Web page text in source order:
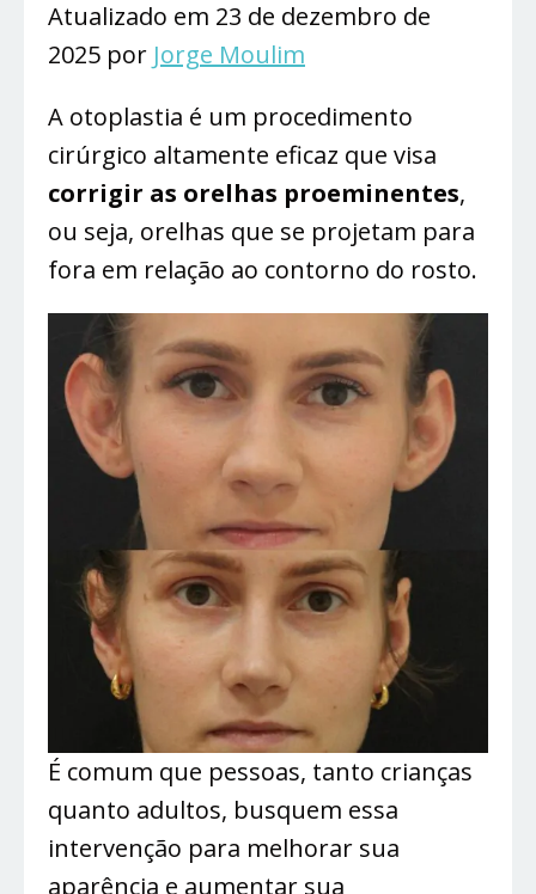
Atualizado em 23 de dezembro de
2025 por Jorge Moulim
A otoplastia é um procedimento
cirúrgico altamente eficaz que visa
corrigir as orelhas proeminentes,
ou seja, orelhas que se projetam para
fora em relação ao contorno do rosto.
É comum que pessoas, tanto crianças
quanto adultos, busquem essa
intervenção para melhorar sua
aparência e aumentar sua